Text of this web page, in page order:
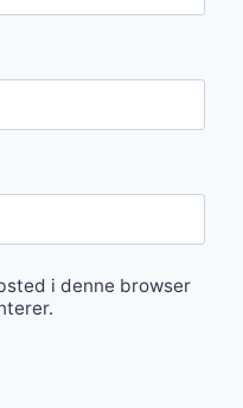
i denne browser